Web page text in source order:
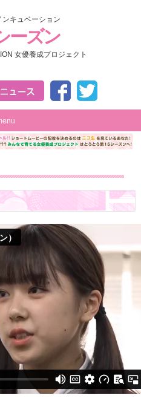
ンキュベーション
ーズン
女優養成プロジェクト